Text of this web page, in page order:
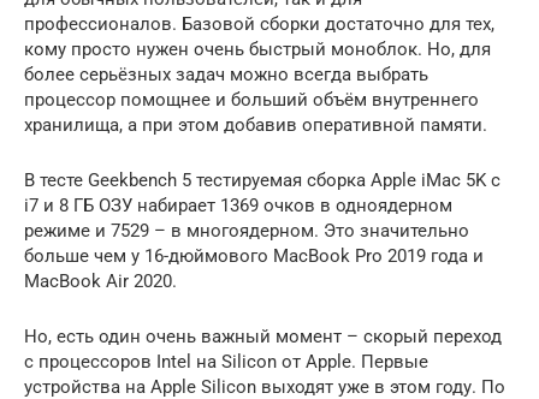
профессионалов. Базовой сборки достаточно для тех,
кому просто нужен очень быстрый моноблок. Но, для
более серьёзных задач можно всегда выбрать
процессор помощнее и больший объём внутреннего
хранилища, а при этом добавив оперативной памяти.
В тесте Geekbench 5 тестируемая сборка Apple iMac 5K с
i7 и 8 ГБ ОЗУ набирает 1369 очков в одноядерном
режиме и 7529 – в многоядерном. Это значительно
больше чем у 16-дюймового MacBook Pro 2019 года и
MacBook Air 2020.
Но, есть один очень важный момент – скорый переход
с процессоров Intel на Silicon от Apple. Первые
устройства на Apple Silicon выходят уже в этом году. По